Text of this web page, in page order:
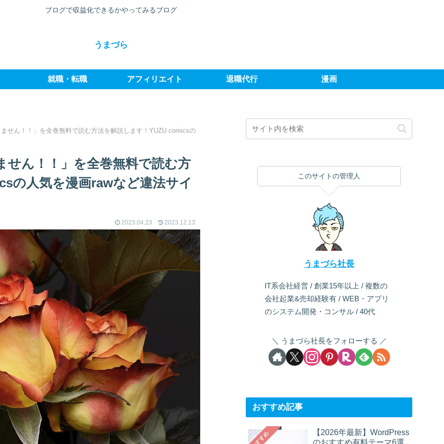
ブログで収益化できるかやってみるブログ
うまづら
就職・転職 アフィリエイト 退職代行 漫画
せん！！」を全巻無料で読む方法を解説します！YUZU comicsの
せん！！」を全巻無料で読む方
の人気を漫画rawなど違法サイ
2023.04.23 2023.12.13
このサイトの管理人
うまづら社長
IT系会社経営 / 創業15年以上 / 複数の
会社起業&売却経験有 / WEB・アプリ
のシステム開発・コンサル / 40代
うまづら社長をフォローする
おすすめ記事
【2026年最新】WordPress
のおすすめ有料テーマ6選